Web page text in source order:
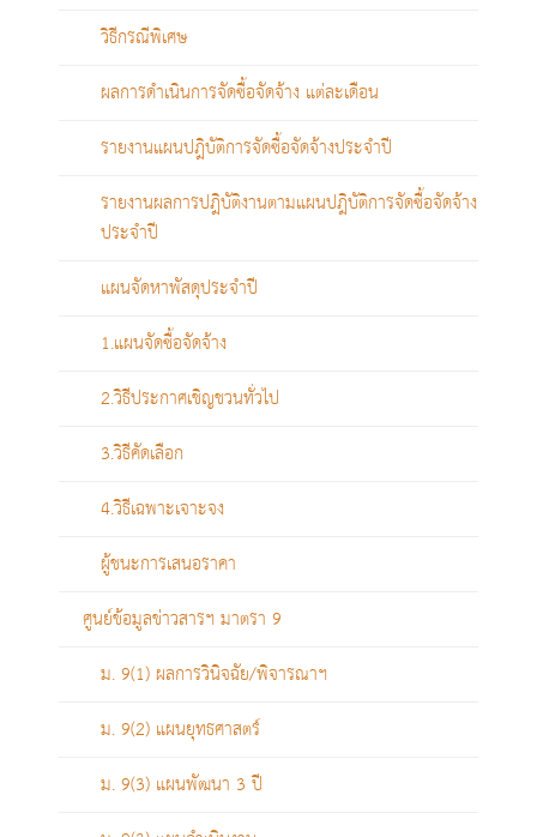
วิธีกรณีพิเศษ
ผลการดำเนินการจัดซื้อจัดจ้าง แต่ละเดือน
รายงานแผนปฎิบัติการจัดซื้อจัดจ้างประจำปี
รายงานผลการปฎิบัติงานตามแผนปฎิบัติการจัดซื้อจัดจ้าง
ประจำปี
แผนจัดหาพัสดุประจำปี
1.แผนจัดซื้อจัดจ้าง
2.วิธีประกาศเชิญชวนทั่วไป
3.วิธีคัดเลือก
4.วิธีเฉพาะเจาะจง
ผู้ชนะการเสนอราคา
ศูนย์ข้อมูลข่าวสารฯ มาตรา 9
ม. 9(1) ผลการวินิจฉัย/พิจารณาฯ
ม. 9(2) แผนยุทธศาสตร์
ม. 9(3) แผนพัฒนา 3 ปี